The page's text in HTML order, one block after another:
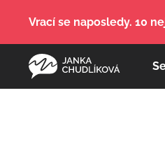
Vrací se naposledy. 10